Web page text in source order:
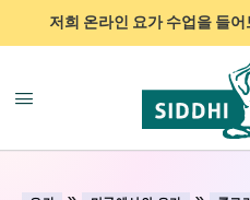
저희 온라인 요가 수업을 들